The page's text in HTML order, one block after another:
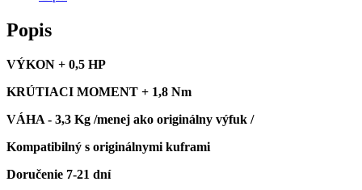
DAKAR
Popis
VÝKON + 0,5 HP
KRÚTIACI MOMENT + 1,8 Nm
VÁHA - 3,3 Kg /menej ako originálny výfuk /
Kompatibilný s originálnymi kuframi
Doručenie 7-21 dní